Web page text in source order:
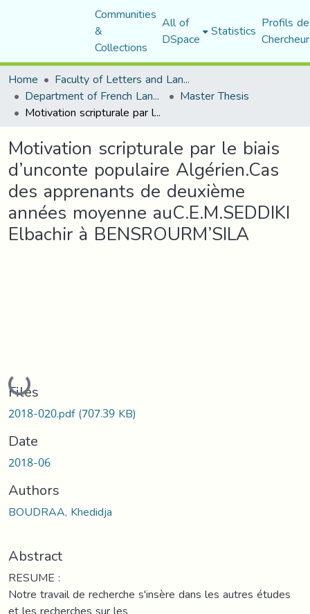
Communities
&
Collections
All of
DSpace Statistics Profils
Home
Faculty of Letters and Languages
Department of French Language and Literature Master Thesis
Motivation scripturale par le biais d’unconte populaire Algérien.Cas des apprenants de deuxième années moyenne auC.E.M.SEDDIKI Elbachir à BENSROURM’SILA
Motivation scripturale par le biais
d’unconte populaire Algérien.Cas
des apprenants de deuxième
années moyenne auC.E.M.SEDDIKI
Elbachir à BENSROURM’SILA
Loading...
Files
2018-020.pdf(707.39 KB)
Date
2018-06
Authors
BOUDRAA, Khedidja
Abstract
RESUME :
Notre travail de recherche s'insère dans les autres études